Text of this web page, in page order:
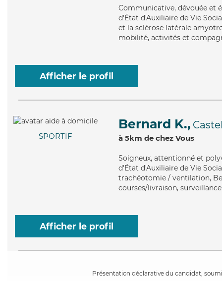
Communicative, dévouée et
d'État d'Auxiliaire de Vie
et la sclérose latérale
mobilité, activités et
Afficher le profil
SPORTIF
Bernard K.,
à 5km de chez Vous
Soigneux, attentionné et
d'État d'Auxiliaire de Vie
trachéotomie / ventilation,
courses/livraison,
Afficher le profil
Présentation déclarative du candidat,